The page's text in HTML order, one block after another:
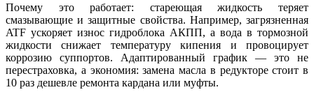
Почему это работает: стареющая жидкость теряет
смазывающие и защитные свойства. Например, загрязненная
ATF ускоряет износ гидроблока АКПП, а вода в тормозной
жидкости снижает температуру кипения и провоцирует
коррозию суппортов. Адаптированный график — это не
перестраховка, а экономия: замена масла в редукторе стоит в
10 раз дешевле ремонта кардана или муфты.